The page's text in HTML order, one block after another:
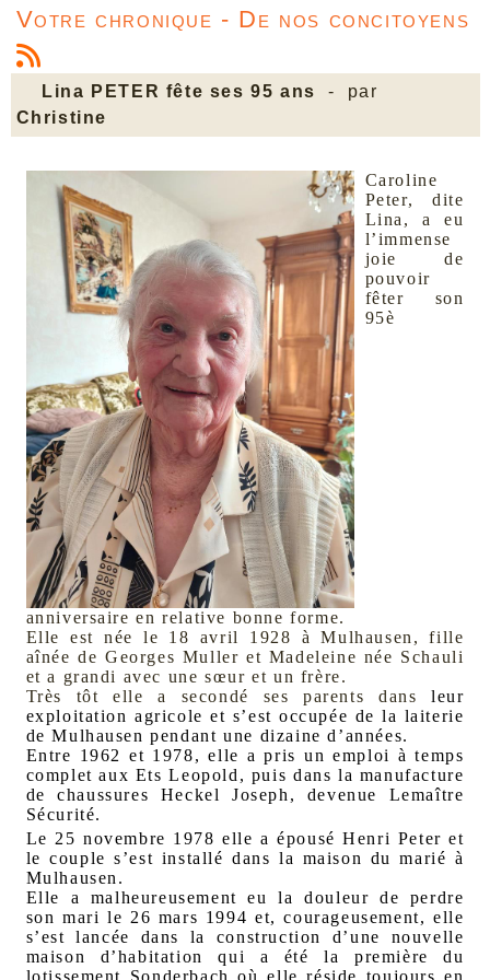
Votre chronique - De nos concitoyens
Lina PETER fête ses 95 ans
- par
Christine
Caroline
Peter, dite
Lina, a eu
l’immense
joie de
pouvoir
fêter son
95è
anniversaire en relative bonne forme.
Elle est née le 18 avril 1928 à Mulhausen, fille
aînée de Georges Muller et Madeleine née Schauli
et a grandi avec une sœur et un frère.
Très tôt elle a secondé ses parents dansleur
exploitation agricole et s’est occupée de la laiterie
de Mulhausen pendant une dizaine d’années.
Entre 1962 et 1978, elle a pris un emploi à temps
complet aux Ets Leopold, puis dans la manufacture
de chaussures Heckel Joseph, devenue Lemaître
Sécurité.
Le 25 novembre 1978 elle a épousé Henri Peter et
le couple s’est installé dans la maison du marié à
Mulhausen.
Elle a malheureusement eu la douleur de perdre
son mari le 26 mars 1994 et, courageusement, elle
s’est lancée dans la construction d’une nouvelle
maison d’habitation qui a été la première du
lotissement Sonderbach où elle réside toujours en